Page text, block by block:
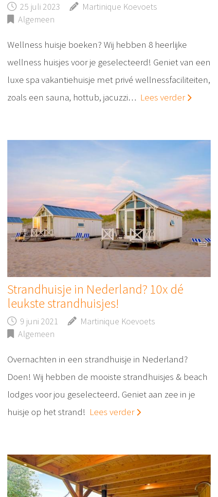
25 juli 2023
Martinique Koevoets
Algemeen
Wellness huisje boeken? Wij hebben 8 heerlijke
wellness huisjes voor je geselecteerd! Geniet van een
luxe spa vakantiehuisje met privé wellnessfaciliteiten,
zoals een sauna, hottub, jacuzzi… Lees verder
Strandhuisje in Nederland? 10x dé
leukste strandhuisjes!
9 juni 2021
Martinique Koevoets
Algemeen
Overnachten in een strandhuisje in Nederland?
Doen! Wij hebben de mooiste strandhuisjes & beach
lodges voor jou geselecteerd. Geniet aan zee in je
huisje op het strand! Lees verder